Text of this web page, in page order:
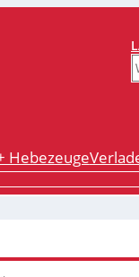
Hebezeuge